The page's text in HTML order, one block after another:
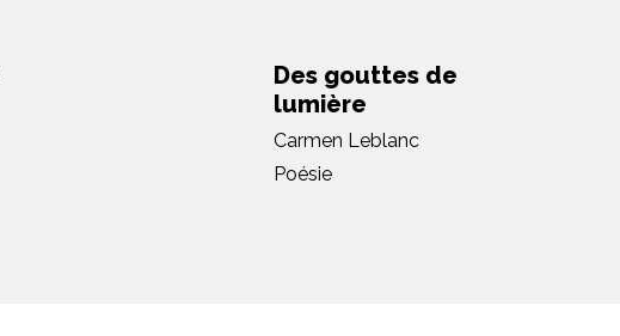
Des gouttes de
lumière
Carmen Leblanc
Poésie